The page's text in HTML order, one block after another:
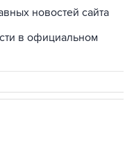
новостей сайта
в официальном